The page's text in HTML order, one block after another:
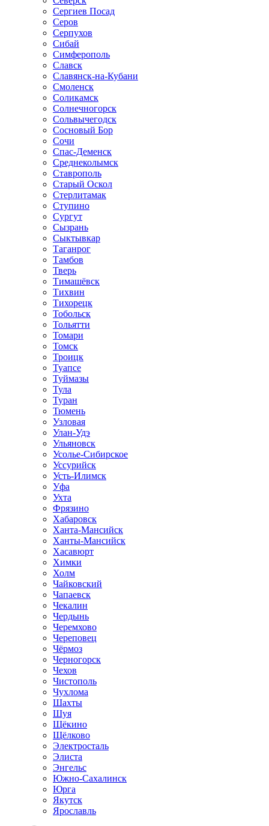
Сергиев Посад
Серов
Серпухов
Сибай
Симферополь
Славск
Славянск-на-Кубани
Смоленск
Соликамск
Солнечногорск
Сольвычегодск
Сосновый Бор
Сочи
Спас-Деменск
Среднеколымск
Ставрополь
Старый Оскол
Стерлитамак
Ступино
Сургут
Сызрань
Сыктывкар
Таганрог
Тамбов
Тверь
Тимашёвск
Тихвин
Тихорецк
Тобольск
Тольятти
Томари
Томск
Троицк
Туапсе
Туймазы
Тула
Туран
Тюмень
Узловая
Улан-Удэ
Ульяновск
Усолье-Сибирское
Уссурийск
Усть-Илимск
Уфа
Ухта
Фрязино
Хабаровск
Ханта-Мансийск
Ханты-Мансийск
Хасавюрт
Химки
Холм
Чайковский
Чапаевск
Чекалин
Чердынь
Черемхово
Череповец
Чёрмоз
Черногорск
Чехов
Чистополь
Чухлома
Шахты
Шуя
Щёкино
Щёлково
Электросталь
Элиста
Энгельс
Южно-Сахалинск
Юрга
Якутск
Ярославль